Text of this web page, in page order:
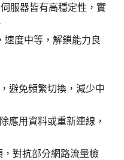
服器皆有高穩定性，實
度中等，解鎖能力良
避免頻繁切換，減少中
應用資料或重新連線，
對抗部分網路流量檢